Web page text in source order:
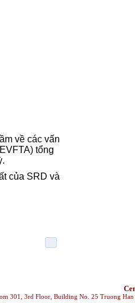
về các vấn
tổng
của SRD và
301, 3rd Floor, Building No. 25 Truong Han